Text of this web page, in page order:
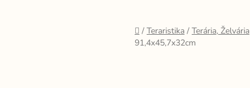
Domů
/ Teraristika / Terária, Želvária
91,4x45,7x32cm